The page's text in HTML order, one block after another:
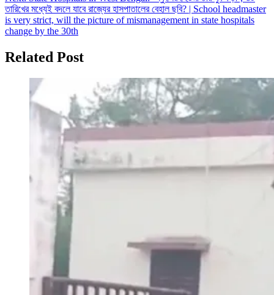
navigation
তারিখের মধ্যেই বদলে যাবে রাজ্যের হাসপাতালের বেহাল ছবি? | School headmaster
is very strict, will the picture of mismanagement in state hospitals
change by the 30th
Related Post